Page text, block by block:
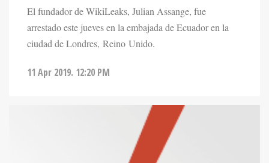
El fundador de WikiLeaks, Julian Assange, fue
arrestado este jueves en la embajada de Ecuador en la
ciudad de Londres, Reino Unido.
11 Apr 2019. 12:20 PM